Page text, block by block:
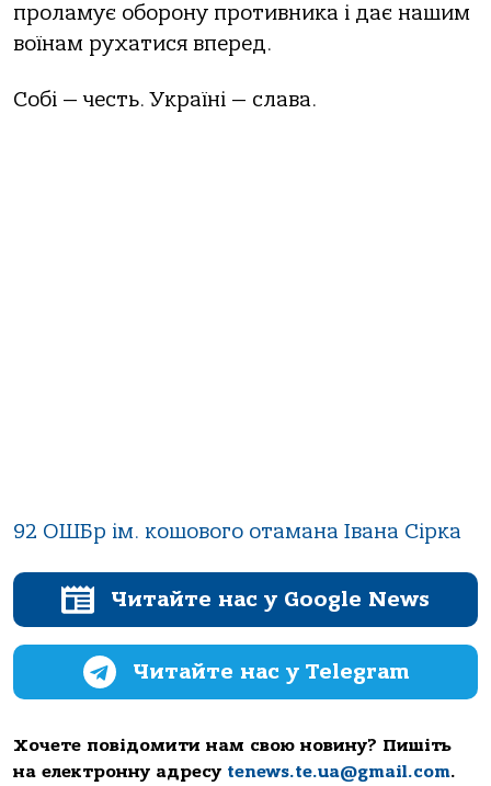
проламує оборону противника і дає нашим
воїнам рухатися вперед.
Собі — честь. Україні — слава.
92 ОШБр ім. кошового отамана Івана Сірка
Читайте нас у Google News
Читайте нас у Telegram
Хочете повідомити нам свою новину? Пишіть
на електронну адресу tenews.te.ua@gmail.com.